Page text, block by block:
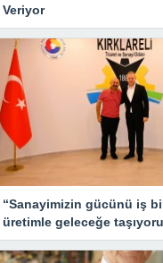
Veriyor
“Sanayimizin gücünü iş
üretimle geleceğe